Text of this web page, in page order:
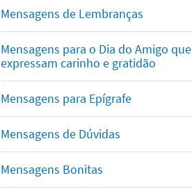
Mensagens de Lembranças
Mensagens para o Dia do Amigo que
expressam carinho e gratidão
Mensagens para Epígrafe
Mensagens de Dúvidas
Mensagens Bonitas